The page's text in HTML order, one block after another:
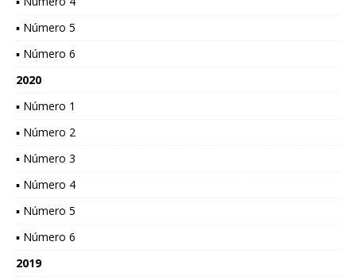
▪ Número 5
▪ Número 6
2020
▪ Número 1
▪ Número 2
▪ Número 3
▪ Número 4
▪ Número 5
▪ Número 6
2019